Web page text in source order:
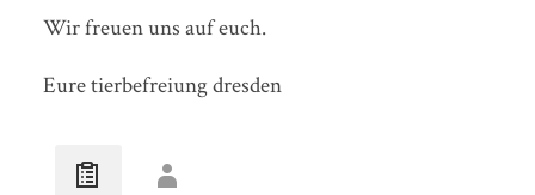
Wir freuen uns auf euch.
Eure tierbefreiung dresden